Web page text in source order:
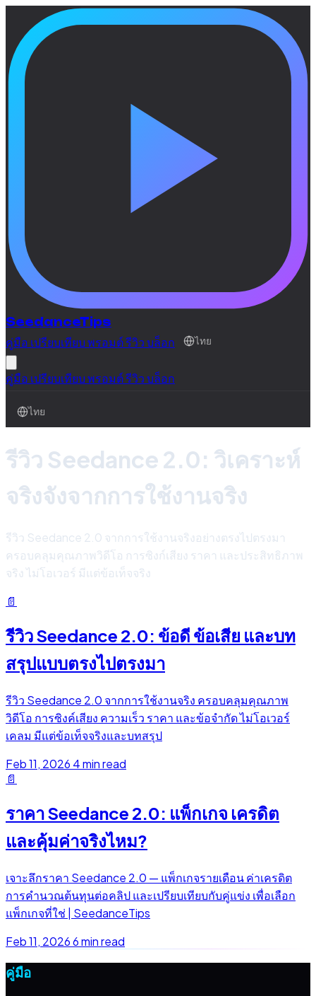
SeedanceTips
คู่มือ เปรียบเทียบพรอมต์รีวิวบล็อก ไทย
คู่มือ เปรียบเทียบพรอมต์รีวิวบล็อก
ไทย
รีวิว Seedance 2.0: วิเคราะห์
จริงจังจากการใช้งานจริง
รีวิว Seedance 2.0 จากการใช้งานจริงอย่างตรงไปตรงมา
ครอบคลุมคุณภาพวิดีโอ การซิงก์เสียง ราคา และประสิทธิภาพ
จริง ไม่โอเวอร์ มีแต่ข้อเท็จจริง
📄
รีวิว Seedance 2.0: ข้อดี ข้อเสีย และบท
สรุปแบบตรงไปตรงมา
รีวิว Seedance 2.0 จากการใช้งานจริง ครอบคลุมคุณภาพ
วิดีโอ การซิงค์เสียง ความเร็ว ราคา และข้อจำกัด ไม่โอเวอร์
เคลม มีแต่ข้อเท็จจริงและบทสรุป
Feb 11, 2026 4 min read
📄
ราคา Seedance 2.0: แพ็กเกจ เครดิต
และคุ้มค่าจริงไหม?
เจาะลึกราคา Seedance 2.0 — แพ็กเกจรายเดือน ค่าเครดิต
การคำนวณต้นทุนต่อคลิป และเปรียบเทียบกับคู่แข่ง เพื่อเลือก
แพ็กเกจที่ใช่ | SeedanceTips
Feb 11, 20266 min read
คู่มือ